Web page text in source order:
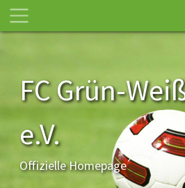
FC Grün-
e.V.
Offizielle Homepage